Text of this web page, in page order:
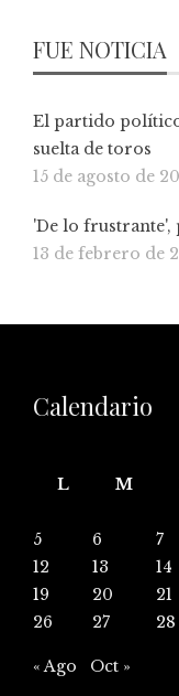
FUE NOTICIA
El partido
suelta de toros
15 de agosto de
'De lo frustrante',
13 de febrero de
Calendario
L
M
5
6 7
12
13 14
19
20 21
26
27 28
« Ago Oct »